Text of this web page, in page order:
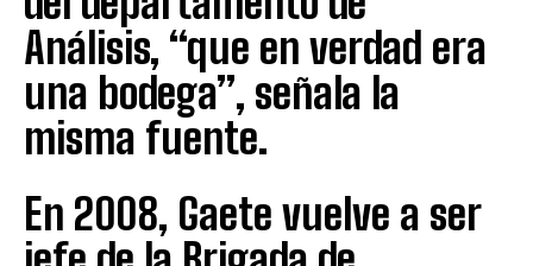
Análisis, “que en verdad era
una bodega”, señala la
misma fuente.
En 2008, Gaete vuelve a ser